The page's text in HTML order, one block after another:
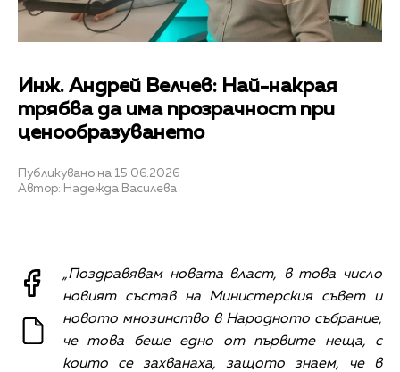
Инж. Андрей Велчев: Най-накрая
трябва да има прозрачност при
ценообразуването
Публикувано на 15.06.2026
Автор: Надежда Василева
„Поздравявам новата власт, в това число
новият състав на Министерския съвет и
новото мнозинство в Народното събрание,
че това беше едно от първите неща, с
които се захванаха, защото знаем, че в